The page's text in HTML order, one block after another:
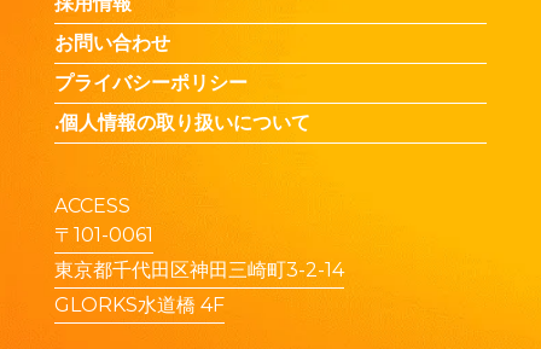
お問い合わせ
プライバシーポリシー
.個人情報の取り扱いについて
ACCESS
〒101-0061
東京都千代田区神田三崎町3-2-14
GLORKS水道橋 4F